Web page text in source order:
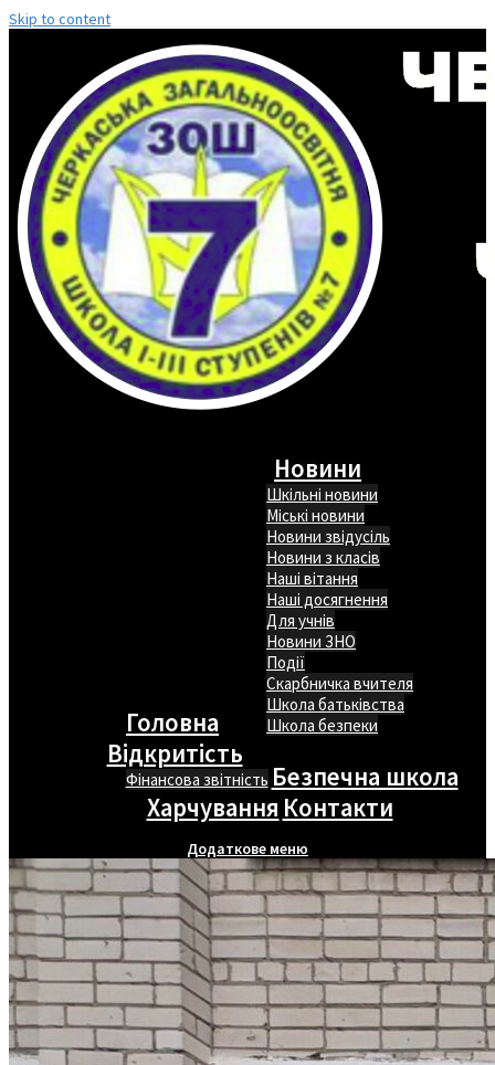
Skip to content
Головна
Новини
Шкільні новини
Міські новини
Новини звідусіль
Новини з класів
Наші вітання
Наші досягнення
Для учнів
Новини ЗНО
Події
Скарбничка вчителя
Школа батьківства
Школа безпеки
Відкритість
Фінансова звітність Безпечна школа
Харчування Контакти
Додаткове меню